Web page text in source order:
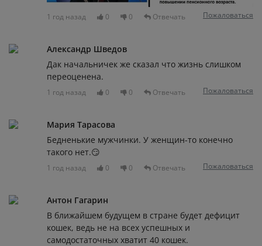
1 год назад 0 0 Отвечать Пожаловаться
Александр Шведов
Дак начальничек же сказал что жизнь слишком
переоценена.
1 год назад 0 0 Отвечать Пожаловаться
Мария Тарасова
Бедненькие мужчинки. У женщин-то конечно
такого нет.😏
1 год назад 0 0 Отвечать Пожаловаться
Антон Гагарин
В ближайшем будущем в стране будет дефицит
кошек, ведь не на всех успешных и
самодостаточных хватит 40 кошек.